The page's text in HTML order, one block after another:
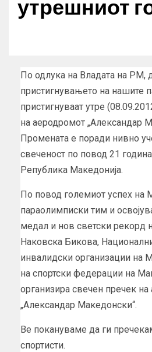
утрешниот
По одлука на Владата на РМ,
пристигнувањето на нашите
пристигнуваат утре
на аеродромот „Александар
Промената е поради нивно
свеченост по повод 21
Република Македонија.
По повод големиот успех на
параолимписки тим и
медал и нов светски рекорд
Наковска Бикова,
инвалидски организации на
на спортски федерации на
организира свечен пречек
„Александар Македонски“.
Ве покануваме да ги
спортисти.